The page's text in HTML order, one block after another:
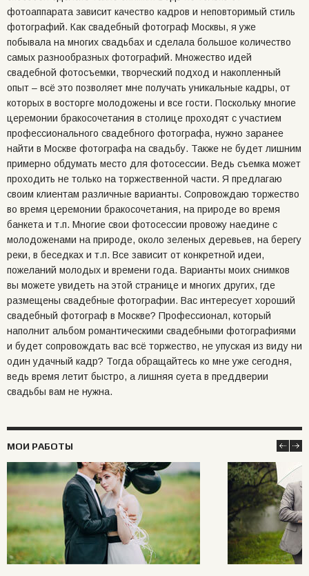
фотоаппарата зависит качество кадров и неповторимый стиль
фотографий. Как свадебный фотограф Москвы, я уже
побывала на многих свадьбах и сделала большое количество
самых разнообразных фотографий. Множество идей
свадебной фотосъемки, творческий подход и накопленный
опыт – всё это позволяет мне получать уникальные кадры, от
которых в восторге молодожены и все гости. Поскольку многие
церемонии бракосочетания в столице проходят с участием
профессионального свадебного фотографа, нужно заранее
найти в Москве фотографа на свадьбу. Также не будет лишним
примерно обдумать место для фотосессии. Ведь съемка может
проходить не только на торжественной части. Я предлагаю
своим клиентам различные варианты. Сопровождаю торжество
во время церемонии бракосочетания, на природе во время
банкета и т.п. Многие свои фотосессии провожу наедине с
молодоженами на природе, около зеленых деревьев, на берегу
реки, в беседках и т.п. Все зависит от конкретной идеи,
пожеланий молодых и времени года. Варианты моих снимков
вы можете увидеть на этой странице и многих других, где
размещены свадебные фотографии. Вас интересует хороший
свадебный фотограф в Москве? Профессионал, который
наполнит альбом романтическими свадебными фотографиями
и будет сопровождать вас всё торжество, не упуская из виду ни
один удачный кадр? Тогда обращайтесь ко мне уже сегодня,
ведь время летит быстро, а лишняя суета в преддверии
свадьбы вам не нужна.
МОИ РАБОТЫ